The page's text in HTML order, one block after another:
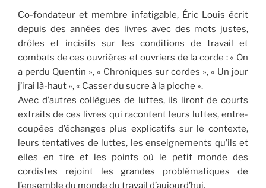
Co-fondateur et membre infatigable, Éric Louis écrit
depuis des années des livres avec des mots justes,
drôles et incisifs sur les conditions de travail et
combats de ces ouvrières et ouvriers de la corde : « On
a perdu Quentin », « Chroniques sur cordes », « Un jour
j’irai là-haut », « Casser du sucre à la pioche ».
Avec d’autres collègues de luttes, ils liront de courts
extraits de ces livres qui racontent leurs luttes, entre-
coupées d’échanges plus explicatifs sur le contexte,
leurs tentatives de luttes, les enseignements qu’ils et
elles en tire et les points où le petit monde des
cordistes rejoint les grandes problématiques de
l’ensemble du monde du travail d’aujourd’hui.